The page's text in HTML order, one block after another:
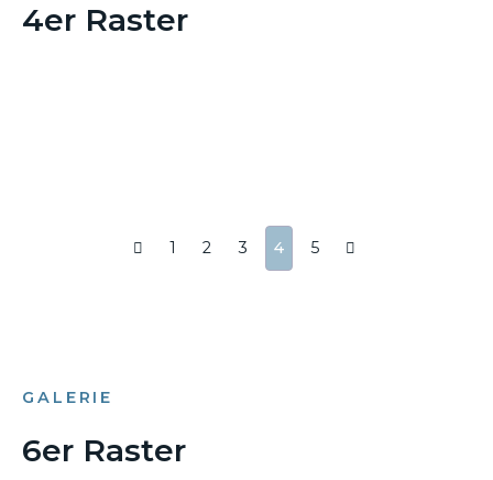
4er Raster
1 2 3 4 5
GALERIE
6er Raster